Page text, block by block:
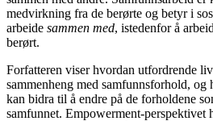
medvirkning fra de berørte og betyr i
arbeide sammen med, istedenfor å
berørt.
Forfatteren viser hvordan utfordrende
sammenheng med samfunnsforhold, og
kan bidra til å endre på de forholdene
samfunnet. Empowerment-perspektivet